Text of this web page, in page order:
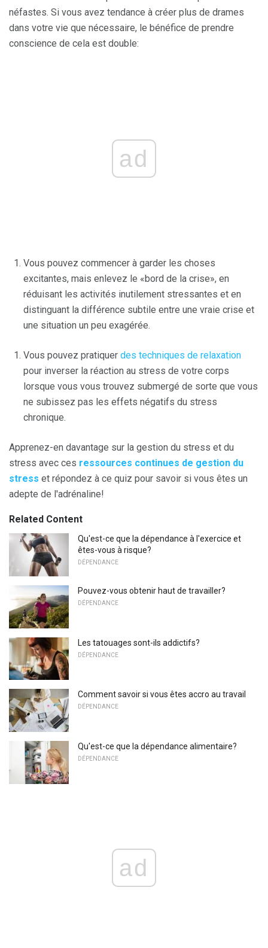
néfastes. Si vous avez tendance à créer plus de drames
dans votre vie que nécessaire, le bénéfice de prendre
conscience de cela est double:
ad
Vous pouvez commencer à garder les choses
excitantes, mais enlevez le «bord de la crise», en
réduisant les activités inutilement stressantes et en
distinguant la différence subtile entre une vraie crise et
une situation un peu exagérée.
Vous pouvez pratiquer des techniques de relaxation
pour inverser la réaction au stress de votre corps
lorsque vous vous trouvez submergé de sorte que vous
ne subissez pas les effets négatifs du stress
chronique.
Apprenez-en davantage sur la gestion du stress et du
stress avec ces ressources continues de gestion du
stress et répondez à ce quiz pour savoir si vous êtes un
adepte de l'adrénaline!
Related Content
Qu'est-ce que la dépendance à l'exercice et
êtes-vous à risque?
DÉPENDANCE
Pouvez-vous obtenir haut de travailler?
DÉPENDANCE
Les tatouages ​​sont-ils addictifs?
DÉPENDANCE
Comment savoir si vous êtes accro au travail
DÉPENDANCE
Qu'est-ce que la dépendance alimentaire?
DÉPENDANCE
ad